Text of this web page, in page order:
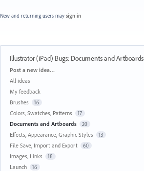
New and returning users may sign in
Illustrator (iPad) Bugs: Documents and Artboards
Categories
Post a new idea…
All ideas
My feedback
Brushes
16
Colors, Swatches, Patterns 17
Documents and Artboards 20
Effects, Appearance, Graphic Styles 13
File Save, Import and Export 60
Images, Links 18
Launch 16